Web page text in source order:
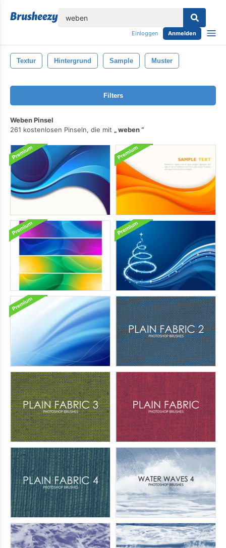
Einloggen Anmelden
Textur Hintergrund Sample Muster
Filters
Weben Pinsel
261 kostenlosen Pinseln, die mit
weben